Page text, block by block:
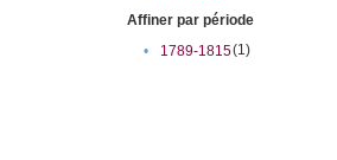
Affiner par période
•
1789-1815(1)